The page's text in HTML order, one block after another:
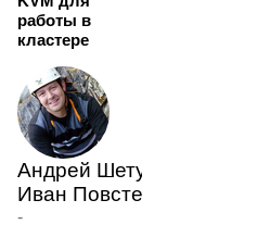
работы в
кластере
Андрей Шетухин,
Иван Повстен
-